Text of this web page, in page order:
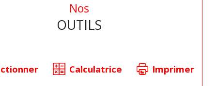
Nos
OUTILS
Calculatrice Imprimer